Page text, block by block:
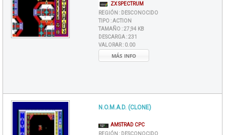
ZX SPECTRUM
REGIÓN : DESCONOCIDO
TIPO :ACTION
TAMAÑO :27,94 KB
DESCARGA :231
VALORAR : 0.00
MÁS INFO
N.O.M.A.D. (CLONE)
AMSTRAD CPC
REGIÓN : DESCONOCIDO